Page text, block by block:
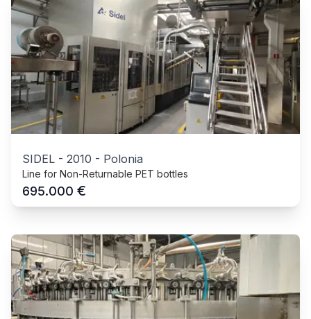
SIDEL - 2010 - Polonia
Line for Non-Returnable PET bottles
695.000 €